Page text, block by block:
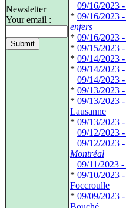
Newsletter
Your email :
09/16/2023 -
* 09/16/2023 -
enfers
* 09/16/2023 -
* 09/15/2023 -
* 09/14/2023 -
* 09/14/2023 -
09/14/2023 -
* 09/13/2023 -
* 09/13/2023 -
Lausanne
* 09/13/2023 -
09/12/2023 -
09/12/2023 -
Montréal
09/11/2023 -
* 09/10/2023 -
Foccroulle
* 09/09/2023 -